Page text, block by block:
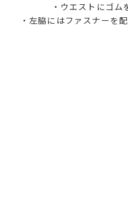
・ウエストにゴ
・左脇にはファスナーを